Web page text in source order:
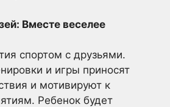
Вместе веселее
спортом с друзьями.
и игры приносят
и мотивируют к
Ребенок будет